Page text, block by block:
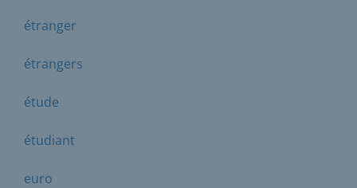
étranger
étrangers
étude
étudiant
euro